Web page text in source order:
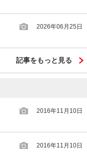
2026年06月25日
記事をもっと見る
2016年11月10日
2016年11月10日